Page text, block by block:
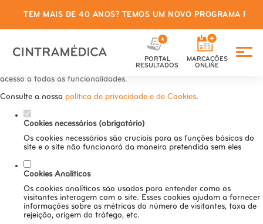
Defina as suas preferências de
cookies para este website.
Este website utiliza cookies estritamente necessários, analíticos e
acesso a todas as funcionalidades.
Consulte a nossa política de privacidade e de Cookies.
Cookies necessários (obrigatório)
Os cookies necessários são cruciais para as funções básicas do
site e o site não funcionará da maneira pretendida sem eles
Cookies Analíticos
Os cookies analíticos são usados para entender como os
visitantes interagem com o site. Esses cookies ajudam a fornecer
informações sobre as métricas do número de visitantes, taxa de
rejeição, origem do tráfego, etc.
TEM MAIS DE 40 ANOS? TEMOS UM NOVO PROGRAMA
PORTAL
RESULTADOS
MARCAÇÕES
ONLINE